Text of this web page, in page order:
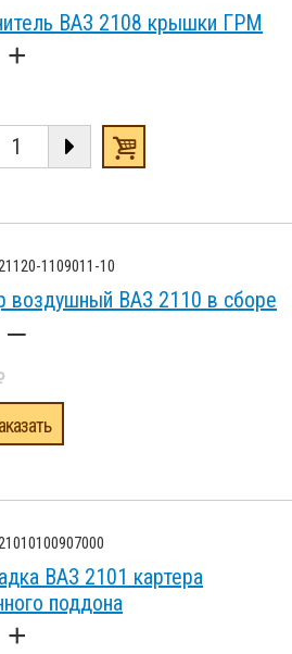
ВАЗ 2108 крышки ГРМ
+
1109011-10
воздушный ВАЗ 2110 в сборе
–
ВАЗ 2101 картера
поддона
+